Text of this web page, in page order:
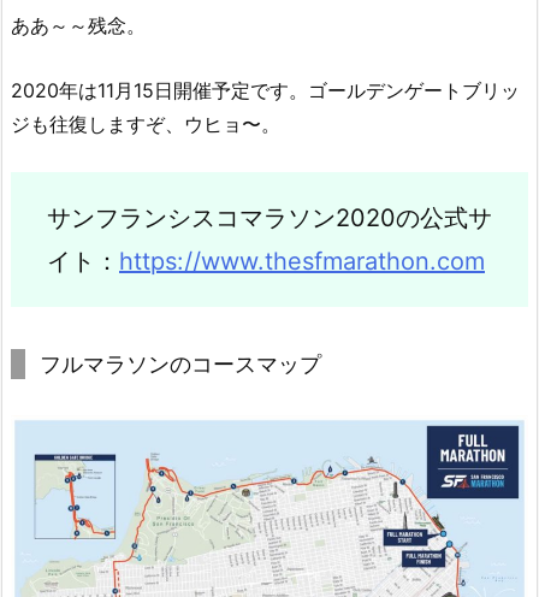
ああ～～残念。
2020年は11月15日開催予定です。ゴールデンゲートブリッ
ジも往復しますぞ、ウヒョ〜。
サンフランシスコマラソン2020の公式サ
イト： https://www.thesfmarathon.com
フルマラソンのコースマップ